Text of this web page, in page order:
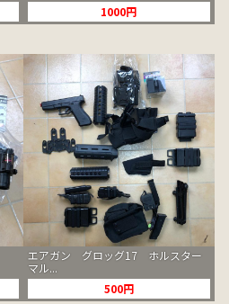
1000円
エアガン グロッグ17 ホルスター
マル...
500円